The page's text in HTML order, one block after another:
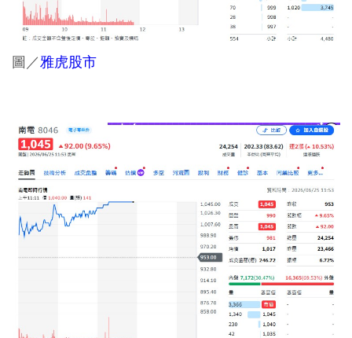
圖／雅虎股市